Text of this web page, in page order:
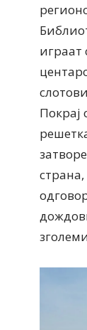
играат
Покрај